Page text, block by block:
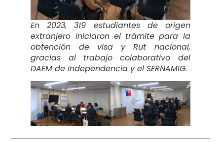
En 2023, 319 estudiantes de origen
extranjero iniciaron el trámite para la
obtención de visa y Rut nacional,
gracias al trabajo colaborativo del
DAEM de Independencia y el SERNAMIG.